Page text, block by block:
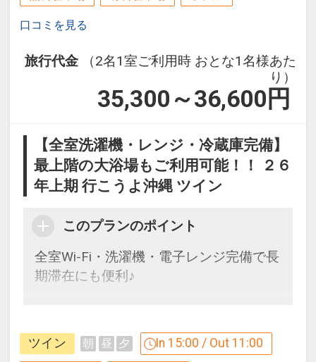
客室清掃のご案内
※２泊目と４泊目はタオル交換、ゴミ回
収、アメニティとミネラルウォーターの
補充のみとなります。
設定期間：2026年6月1日～2026年10月
31日
インターネットコース番号：DP-1-
17506680
さい。
●レンタルアメニティやお子様向けグッ
ズなど多様なサポートアイテムのご利用
ＯＫ（数量限定／一部有料）
●屋外プール・フィットネスジム・Ｗｉ
－Ｆｉが代金不要でご利用ＯＫ（屋外プ
ール：営業期間４月～１０月予定）
●朝食券を２，０００円分の昼食券とし
てご利用いただけます（レストラン・メ
ニュー限定）
※曜日によってご利用できない日程やメ
※旅行代金に含まれます。
口コミを見る
旅行代金
（2名1室ご利用時 おとな1名様あた
り）
35,300～36,600 円
【全室洗濯機・レンジ・冷蔵庫完備】
最上階の大浴場もご利用可能！！ ２６
年上期 行こうよ沖縄 ツイン
このプランのポイント
全室Wi-Fi・洗濯機・電子レンジ完備で長
期滞在にも便利♪
割引がございます
ご宿泊の９０日前までにお申し込みにな
ツイン 朝 昼 夕 In 15:00 / Out 11:00